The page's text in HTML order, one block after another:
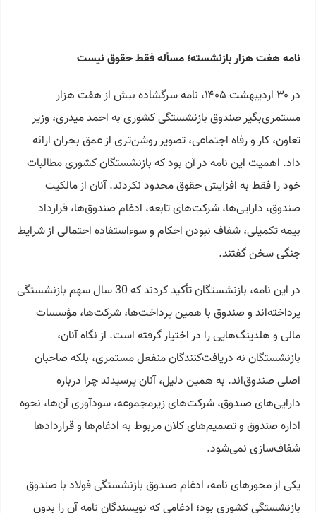
نامه هفت هزار بازنشسته؛ مسأله فقط حقوق نیست
در ۳۰ اردیبهشت ۱۴۰۵، نامه سرگشاده بیش از هفت هزار
مستمری‌بگیر صندوق بازنشستگی کشوری به احمد میدری، وزیر
تعاون، کار و رفاه اجتماعی، تصویر روشن‌تری از عمق بحران ارائه
داد. اهمیت این نامه در آن بود که بازنشستگان کشوری مطالبات
خود را فقط به افزایش حقوق محدود نکردند. آنان از مالکیت
صندوق، دارایی‌ها، شرکت‌های تابعه، ادغام صندوق‌ها، قرارداد
بیمه تکمیلی، شفاف نبودن احکام و سوءاستفاده احتمالی از شرایط
جنگی سخن گفتند.
در این نامه، بازنشستگان تأکید کردند که 30 سال سهم بازنشستگی
پرداخته‌اند و صندوق با همین پرداخت‌ها، شرکت‌ها، مؤسسات
مالی و هلدینگ‌هایی را در اختیار گرفته است. از نگاه آنان،
بازنشستگان نه دریافت‌کنندگان منفعل مستمری، بلکه صاحبان
اصلی صندوق‌اند. به همین دلیل، آنان پرسیدند چرا درباره
دارایی‌های صندوق، شرکت‌های زیرمجموعه، سودآوری آن‌ها، نحوه
اداره صندوق و تصمیم‌های کلان مربوط به ادغام‌ها و قراردادها
شفاف‌سازی نمی‌شود.
یکی از محورهای نامه، ادغام صندوق بازنشستگی فولاد با صندوق
بازنشستگی کشوری بود؛ ادغامی که نویسندگان نامه آن را بدون